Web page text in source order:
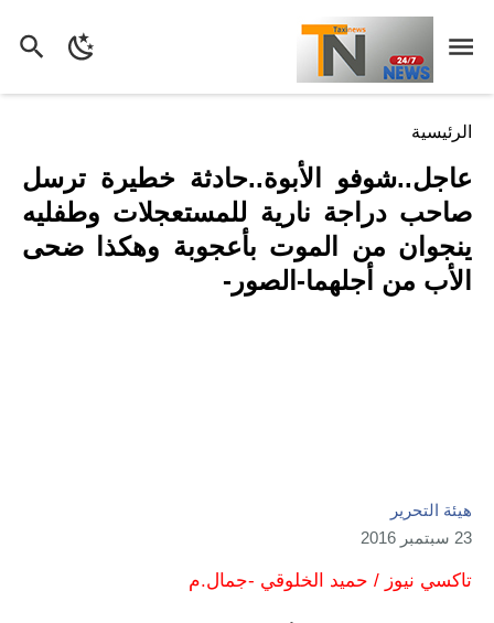
الرئيسية
عاجل..شوفو الأبوة..حادثة خطيرة ترسل
صاحب دراجة نارية للمستعجلات وطفليه
ينجوان من الموت بأعجوبة وهكذا ضحى
الأب من أجلهما-الصور-
هيئة التحرير
23 سبتمبر 2016
تاكسي نيوز / حميد الخلوقي -جمال.م